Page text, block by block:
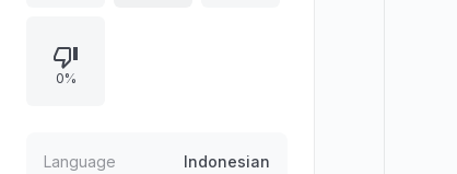
daftar isi yang mencakup silsilah
dan kelahiran Muhammad, hikmah
kepada raja-raja, kepicikan para
0%
Language
Indonesian